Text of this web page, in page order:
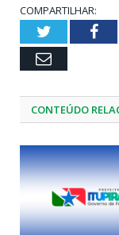
COMPARTILHAR:
Twitter
Email
CONTEÚDO